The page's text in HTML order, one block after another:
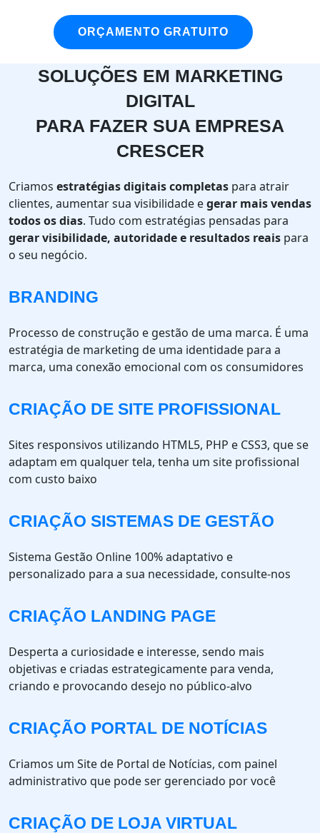
ORÇAMENTO GRATUITO
SOLUÇÕES EM MARKETING
DIGITAL
PARA FAZER SUA EMPRESA
CRESCER
Criamos estratégias digitais completas para atrair
clientes, aumentar sua visibilidade egerar mais vendas
todos os dias. Tudo com estratégias pensadas para
gerar visibilidade, autoridade e resultados reais para
o seu negócio.
BRANDING
Processo de construção e gestão de uma marca. É uma
estratégia de marketing de uma identidade para a
marca, uma conexão emocional com os consumidores
CRIAÇÃO DE SITE PROFISSIONAL
Sites responsivos utilizando HTML5, PHP e CSS3, que se
adaptam em qualquer tela, tenha um site profissional
com custo baixo
CRIAÇÃO SISTEMAS DE GESTÃO
Sistema Gestão Online 100% adaptativo e
personalizado para a sua necessidade, consulte-nos
CRIAÇÃO LANDING PAGE
Desperta a curiosidade e interesse, sendo mais
objetivas e criadas estrategicamente para venda,
criando e provocando desejo no público-alvo
CRIAÇÃO PORTAL DE NOTÍCIAS
Criamos um Site de Portal de Notícias, com painel
administrativo que pode ser gerenciado por você
CRIAÇÃO DE LOJA VIRTUAL